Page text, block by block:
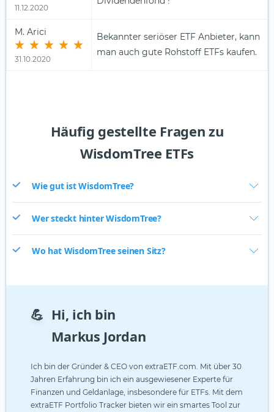
11.12.2020
M. Arici
31.10.2020
Bekannter seriöser ETF Anbieter, kann
man auch gute Rohstoff ETFs kaufen.
Häufig gestellte Fragen zu
WisdomTree ETFs
Wie gut ist WisdomTree?
Wer steckt hinter WisdomTree?
Wo hat WisdomTree seinen Sitz?
💪 Hi, ich bin
Markus Jordan
Ich bin der Gründer & CEO von extraETF.com. Mit über 30
Jahren Erfahrung bin ich ein ausgewiesener Experte für
Finanzen und Geldanlage, insbesondere für ETFs. Mit dem
extraETF Portfolio Tracker bieten wir ein smartes Tool zur